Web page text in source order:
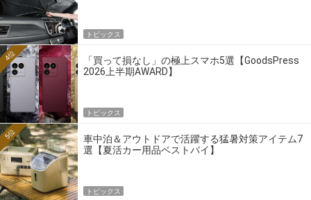
トピックス
「買って損なし」の極上スマホ5選【GoodsPress
2026上半期AWARD】
4位
トピックス
車中泊＆アウトドアで活躍する猛暑対策アイテム7
選【夏活カー用品ベストバイ】
5位
トピックス